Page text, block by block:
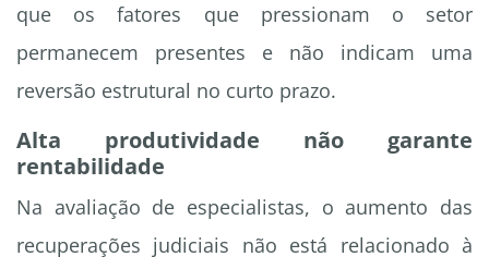
que os fatores que pressionam o setor
permanecem presentes e não indicam uma
reversão estrutural no curto prazo.
Alta produtividade não garante
rentabilidade
Na avaliação de especialistas, o aumento das
recuperações judiciais não está relacionado à